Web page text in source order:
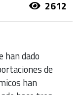
2612
han dado
de
han